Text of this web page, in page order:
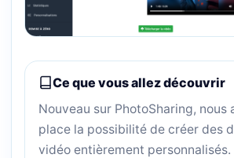
Ce que vous allez découvrir
Nouveau sur PhotoSharing, nous
place la possibilité de créer des
vidéo entièrement personnalisés.